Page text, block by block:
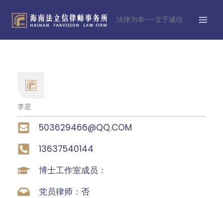
容
法律为本---立于诚信
李星
503629466@QQ.COM
13637540144
博士工作室成员：
党员律师：否